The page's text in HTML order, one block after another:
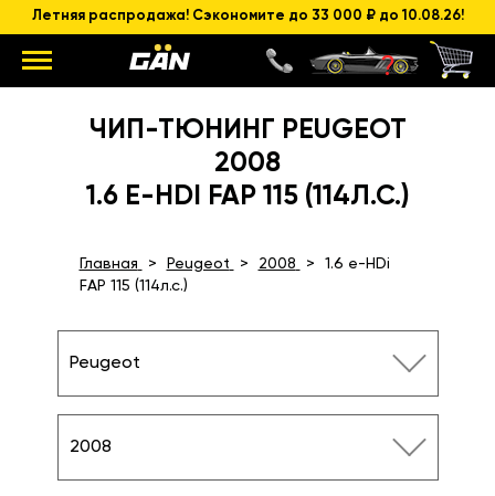
Летняя распродажа! Сэкономите до 33 000 ₽ до 10.08.26!
ЧИП-ТЮНИНГ PEUGEOT
2008
1.6 E-HDI FAP 115 (114Л.С.)
Главная Peugeot 2008
1.6 e-HDi
FAP 115 (114л.с.)
Peugeot
2008